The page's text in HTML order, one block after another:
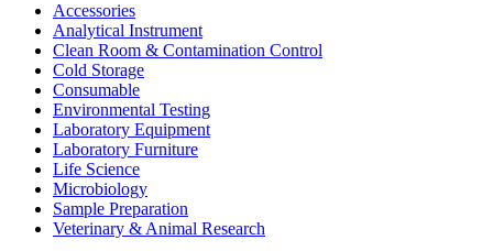
Accessories
Analytical Instrument
Clean Room & Contamination Control
Cold Storage
Consumable
Environmental Testing
Laboratory Equipment
Laboratory Furniture
Life Science
Microbiology
Sample Preparation
Veterinary & Animal Research